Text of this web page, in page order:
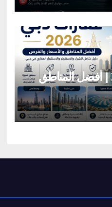
عقارات دبي 2026 | أفضل المناطق